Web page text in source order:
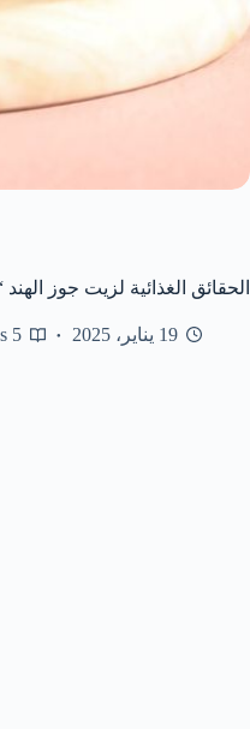
الحقائق الغذائية لزيت جوز الهند
19 يناير، 2025 5 mins